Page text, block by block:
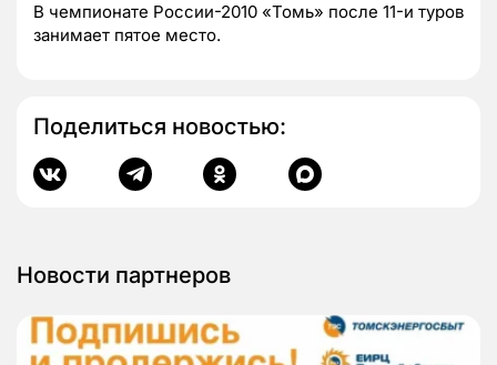
В чемпионате России-2010 «Томь» после 11-и туров
занимает пятое место.
Поделиться новостью:
Новости партнеров